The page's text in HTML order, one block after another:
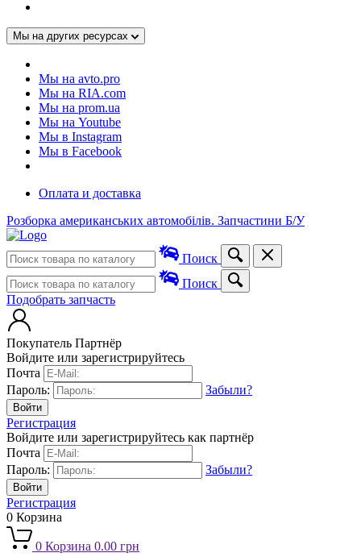
Мы на других ресурсах
Мы на avto.pro
Мы на RIA.com
Мы на prom.ua
Мы на Youtube
Мы в Instagram
Мы в Facebook
Оплата и доставка
Розборка американських автомобілів. Запчастини Б/У
Поиск
Поиск
Подобрать запчасть
Покупатель Партнёр
Войдите или зарегистрируйтесь
Почта
Пароль:
Забыли?
Регистрация
Войдите или зарегистрируйтесь как партнёр
Почта
Пароль:
Забыли?
Регистрация
0 Корзина
0 Корзина 0.00 грн